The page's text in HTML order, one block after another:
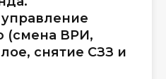
(смена ВРИ,
снятие СЗЗ и